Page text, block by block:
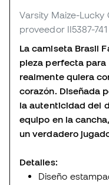
Varsity Maize-Lucky
proveedor II5387-741
La camiseta Brasil
pieza perfecta
realmente quiera
corazón. Diseñada
la autenticidad del
equipo en la
un verdadero
Detalles:
Diseño